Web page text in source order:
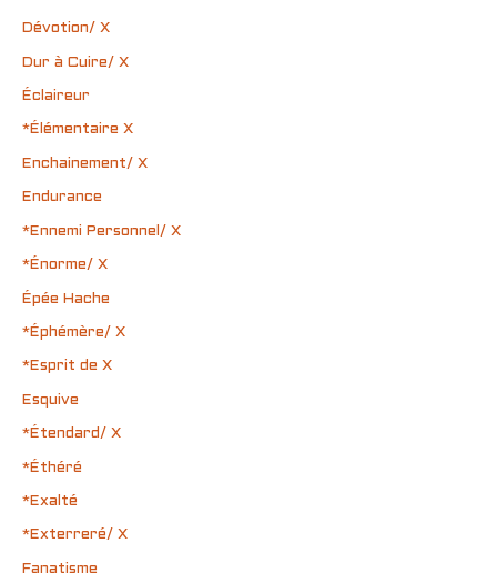
Dévotion/ X
Dur à Cuire/ X
Éclaireur
*Élémentaire X
Enchainement/ X
Endurance
*Ennemi Personnel/ X
*Énorme/ X
Épée Hache
*Éphémère/ X
*Esprit de X
Esquive
*Étendard/ X
*Éthéré
*Exalté
*Exterreré/ X
Fanatisme